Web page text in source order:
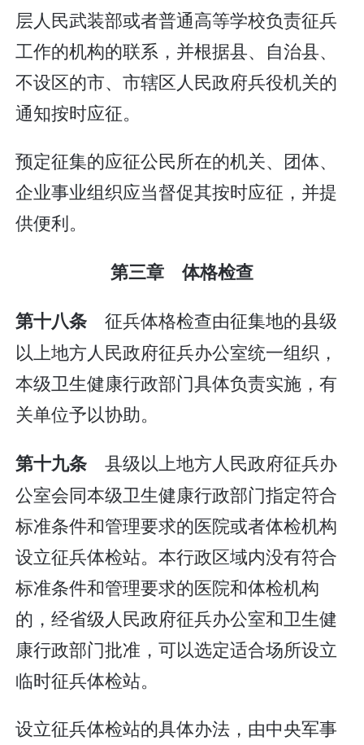
层人民武装部或者普通高等学校负责征兵
工作的机构的联系，并根据县、自治县、
不设区的市、市辖区人民政府兵役机关的
通知按时应征。
预定征集的应征公民所在的机关、团体、
企业事业组织应当督促其按时应征，并提
供便利。
第三章 体格检查
第十八条 征兵体格检查由征集地的县级
以上地方人民政府征兵办公室统一组织，
本级卫生健康行政部门具体负责实施，有
关单位予以协助。
第十九条 县级以上地方人民政府征兵办
公室会同本级卫生健康行政部门指定符合
标准条件和管理要求的医院或者体检机构
设立征兵体检站。本行政区域内没有符合
标准条件和管理要求的医院和体检机构
的，经省级人民政府征兵办公室和卫生健
康行政部门批准，可以选定适合场所设立
临时征兵体检站。
设立征兵体检站的具体办法，由中央军事